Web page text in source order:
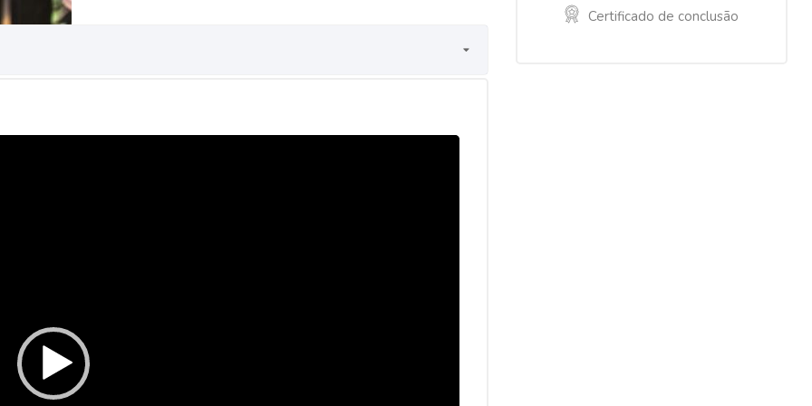
Certificado de conclusão